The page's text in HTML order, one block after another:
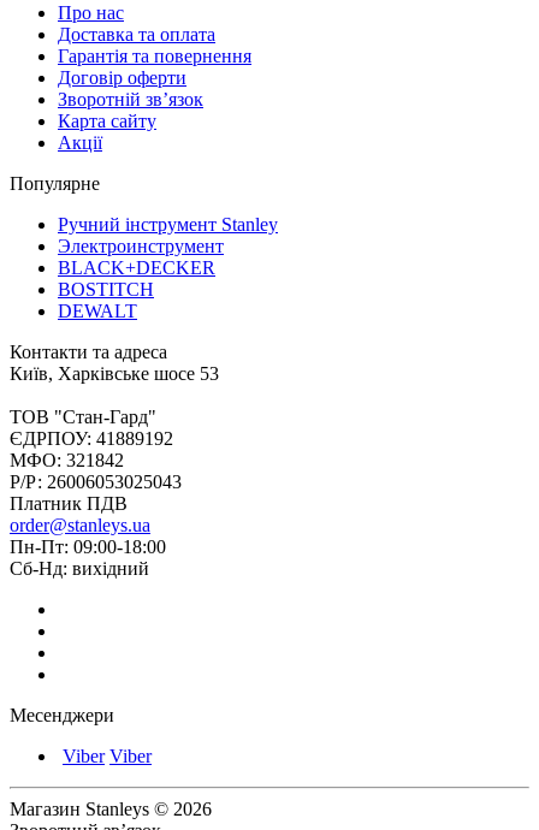
Про нас
Доставка та оплата
Гарантія та повернення
Договір оферти
Зворотній зв’язок
Карта сайту
Акції
Популярне
Ручний інструмент Stanley
Электроинструмент
BLACK+DECKER
BOSTITCH
DEWALT
Контакти та адреса
Київ, Харківське шосе 53
ТОВ "Стан-Гард"
ЄДРПОУ: 41889192
МФО: 321842
Р/Р: 26006053025043
Платник ПДВ
order@stanleys.ua
Пн-Пт: 09:00-18:00
Сб-Нд: вихідний
Месенджери
Viber Viber
Магазин Stanleys © 2026